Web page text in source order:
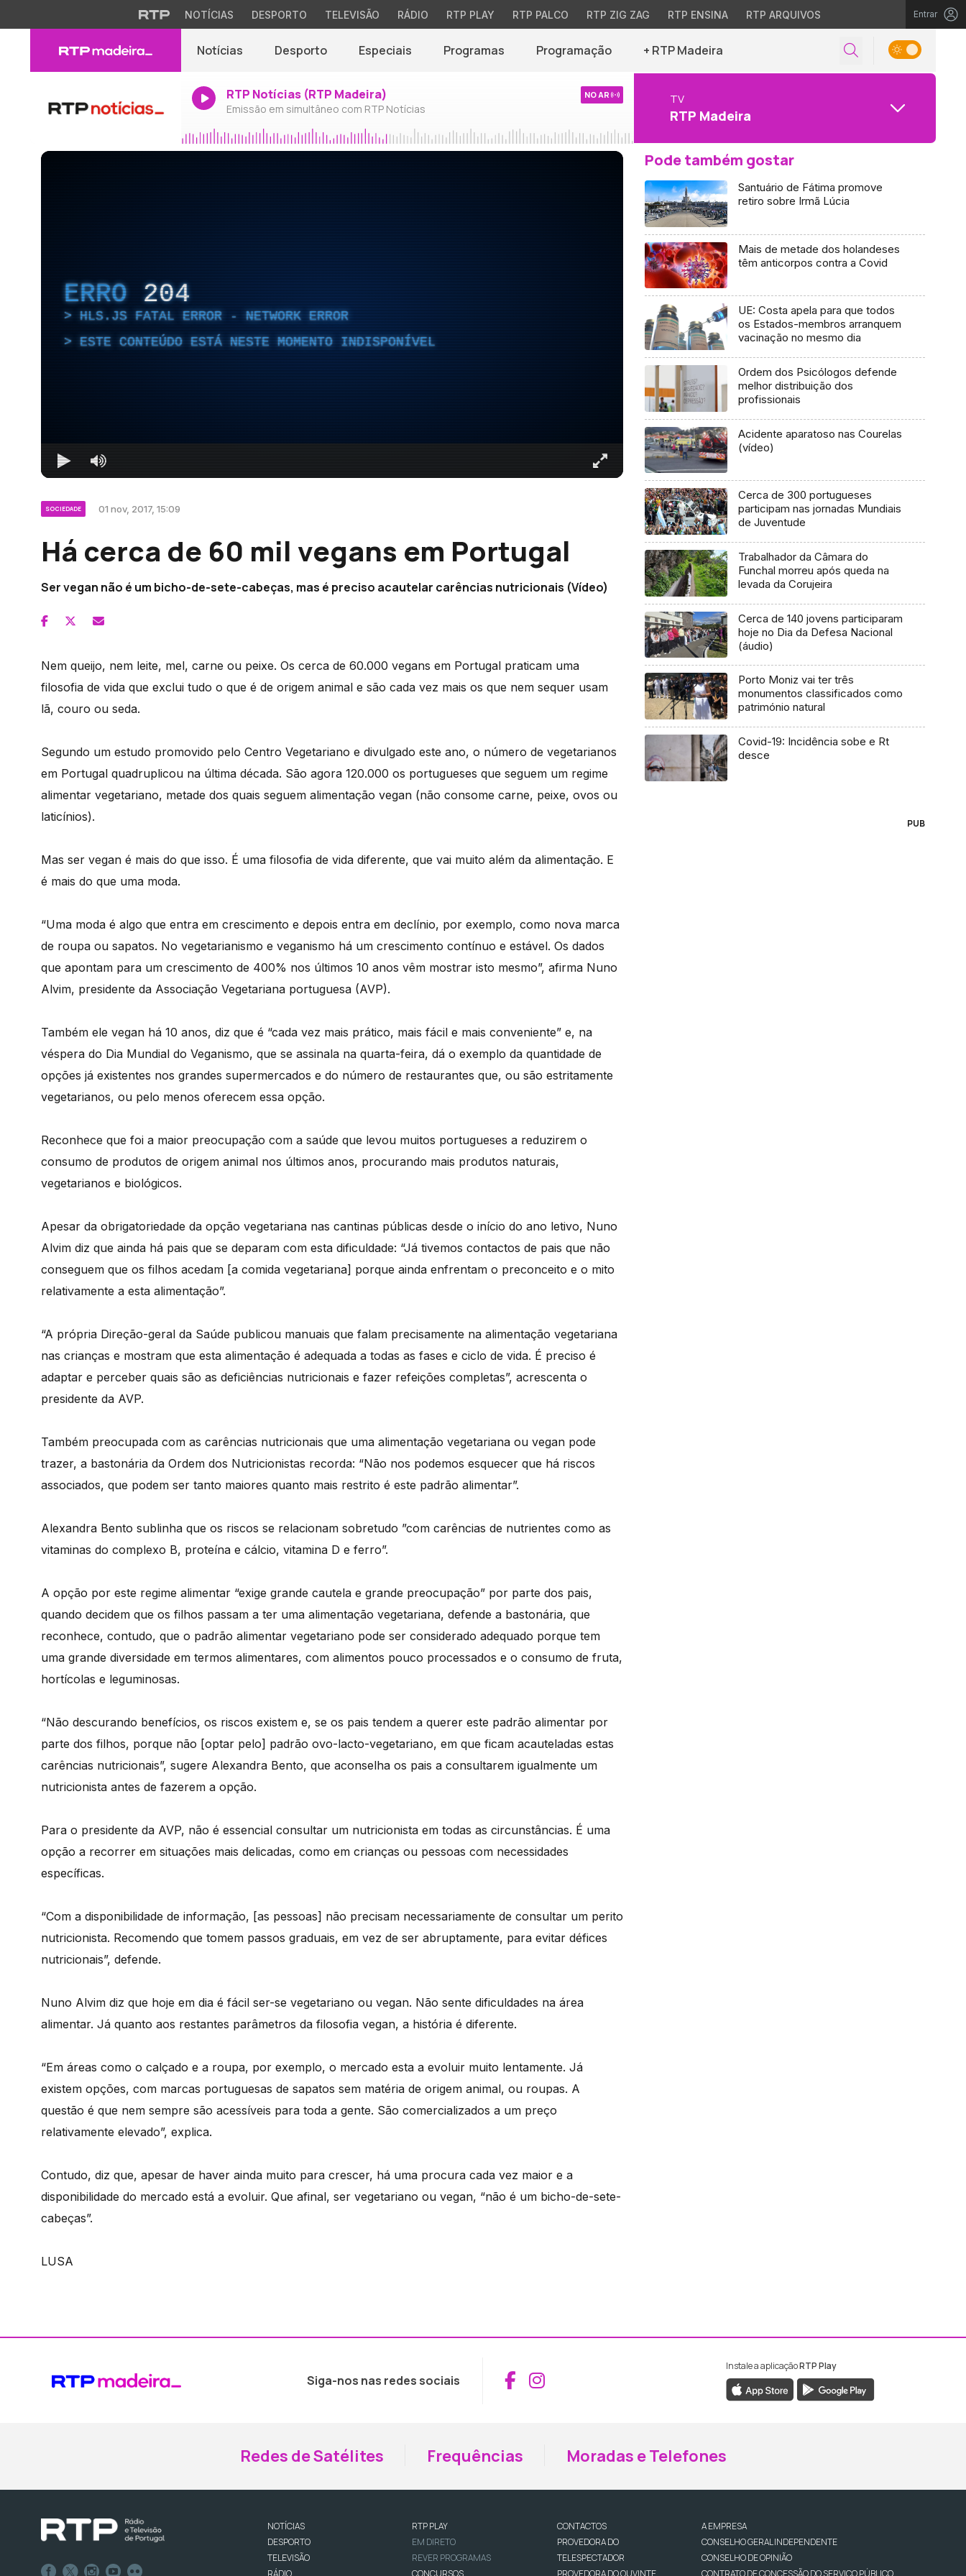
NOTÍCIAS DESPORTO TELEVISÃO RÁDIO RTP PLAY RTP PALCO RTP ZIG ZAG RTP ENSINA RTP ARQUIVOS Entrar
Notícias Desporto Especiais Programas Programação + RTP Madeira
RTP Notícias (RTP Madeira)
Emissão em simultâneo com RTP Notícias
NO AR TV
RTP Madeira
ERRO 204
HLS.JS FATAL ERROR - NETWORK ERROR
ESTE CONTEÚDO ESTÁ NESTE MOMENTO INDISPONÍVEL
SOCIEDADE 01 nov, 2017, 15:09
Há cerca de 60 mil vegans em Portugal
Ser vegan não é um bicho-de-sete-cabeças, mas é preciso acautelar carências nutricionais (Vídeo)
Nem queijo, nem leite, mel, carne ou peixe. Os cerca de 60.000 vegans em Portugal praticam uma
filosofia de vida que exclui tudo o que é de origem animal e são cada vez mais os que nem sequer usam
lã, couro ou seda.
Segundo um estudo promovido pelo Centro Vegetariano e divulgado este ano, o número de vegetarianos
em Portugal quadruplicou na última década. São agora 120.000 os portugueses que seguem um regime
alimentar vegetariano, metade dos quais seguem alimentação vegan (não consome carne, peixe, ovos ou
laticínios).
Mas ser vegan é mais do que isso. É uma filosofia de vida diferente, que vai muito além da alimentação. E
é mais do que uma moda.
“Uma moda é algo que entra em crescimento e depois entra em declínio, por exemplo, como nova marca
de roupa ou sapatos. No vegetarianismo e veganismo há um crescimento contínuo e estável. Os dados
que apontam para um crescimento de 400% nos últimos 10 anos vêm mostrar isto mesmo”, afirma Nuno
Alvim, presidente da Associação Vegetariana portuguesa (AVP).
Também ele vegan há 10 anos, diz que é “cada vez mais prático, mais fácil e mais conveniente” e, na
véspera do Dia Mundial do Veganismo, que se assinala na quarta-feira, dá o exemplo da quantidade de
opções já existentes nos grandes supermercados e do número de restaurantes que, ou são estritamente
vegetarianos, ou pelo menos oferecem essa opção.
Reconhece que foi a maior preocupação com a saúde que levou muitos portugueses a reduzirem o
consumo de produtos de origem animal nos últimos anos, procurando mais produtos naturais,
vegetarianos e biológicos.
Apesar da obrigatoriedade da opção vegetariana nas cantinas públicas desde o início do ano letivo, Nuno
Alvim diz que ainda há pais que se deparam com esta dificuldade: “Já tivemos contactos de pais que não
conseguem que os filhos acedam [a comida vegetariana] porque ainda enfrentam o preconceito e o mito
relativamente a esta alimentação”.
“A própria Direção-geral da Saúde publicou manuais que falam precisamente na alimentação vegetariana
nas crianças e mostram que esta alimentação é adequada a todas as fases e ciclo de vida. É preciso é
adaptar e perceber quais são as deficiências nutricionais e fazer refeições completas”, acrescenta o
presidente da AVP.
Também preocupada com as carências nutricionais que uma alimentação vegetariana ou vegan pode
trazer, a bastonária da Ordem dos Nutricionistas recorda: “Não nos podemos esquecer que há riscos
associados, que podem ser tanto maiores quanto mais restrito é este padrão alimentar”.
Alexandra Bento sublinha que os riscos se relacionam sobretudo ”com carências de nutrientes como as
vitaminas do complexo B, proteína e cálcio, vitamina D e ferro”.
A opção por este regime alimentar “exige grande cautela e grande preocupação” por parte dos pais,
quando decidem que os filhos passam a ter uma alimentação vegetariana, defende a bastonária, que
reconhece, contudo, que o padrão alimentar vegetariano pode ser considerado adequado porque tem
uma grande diversidade em termos alimentares, com alimentos pouco processados e o consumo de fruta,
hortícolas e leguminosas.
“Não descurando benefícios, os riscos existem e, se os pais tendem a querer este padrão alimentar por
parte dos filhos, porque não [optar pelo] padrão ovo-lacto-vegetariano, em que ficam acauteladas estas
carências nutricionais”, sugere Alexandra Bento, que aconselha os pais a consultarem igualmente um
nutricionista antes de fazerem a opção.
Para o presidente da AVP, não é essencial consultar um nutricionista em todas as circunstâncias. É uma
opção a recorrer em situações mais delicadas, como em crianças ou pessoas com necessidades
específicas.
“Com a disponibilidade de informação, [as pessoas] não precisam necessariamente de consultar um perito
nutricionista. Recomendo que tomem passos graduais, em vez de ser abruptamente, para evitar défices
nutricionais”, defende.
Nuno Alvim diz que hoje em dia é fácil ser-se vegetariano ou vegan. Não sente dificuldades na área
alimentar. Já quanto aos restantes parâmetros da filosofia vegan, a história é diferente.
“Em áreas como o calçado e a roupa, por exemplo, o mercado esta a evoluir muito lentamente. Já
existem opções, com marcas portuguesas de sapatos sem matéria de origem animal, ou roupas. A
questão é que nem sempre são acessíveis para toda a gente. São comercializados a um preço
relativamente elevado”, explica.
Contudo, diz que, apesar de haver ainda muito para crescer, há uma procura cada vez maior e a
disponibilidade do mercado está a evoluir. Que afinal, ser vegetariano ou vegan, “não é um bicho-de-sete-
cabeças”.
LUSA
Pode também gostar
Santuário de Fátima promove
retiro sobre Irmã Lúcia
Mais de metade dos holandeses
têm anticorpos contra a Covid
UE: Costa apela para que todos
os Estados-membros arranquem
vacinação no mesmo dia
Ordem dos Psicólogos defende
melhor distribuição dos
profissionais
Acidente aparatoso nas Courelas
(vídeo)
Cerca de 300 portugueses
participam nas jornadas Mundiais
de Juventude
Trabalhador da Câmara do
Funchal morreu após queda na
levada da Corujeira
Cerca de 140 jovens participaram
hoje no Dia da Defesa Nacional
(áudio)
Porto Moniz vai ter três
monumentos classificados como
património natural
Covid-19: Incidência sobe e Rt
desce
PUB
Siga-nos nas redes sociais Aceder ao Facebook da RTP Madeira
Aceder ao Instagram da RTP Madeira
Instale a aplicaçãoRTP Play
Redes de Satélites Frequências Moradas e Telefones
NOTÍCIAS
DESPORTO
TELEVISÃO
RÁDIO
RTP PLAY
EM DIRETO
REVER PROGRAMAS
CONCURSOS
CONTACTOS
PROVEDORA DO
TELESPECTADOR
PROVEDORA DO OUVINTE
A EMPRESA
CONSELHO GERAL INDEPENDENTE
CONSELHO DE OPINIÃO
CONTRATO DE CONCESSÃO DO SERVIÇO PÚBLICO